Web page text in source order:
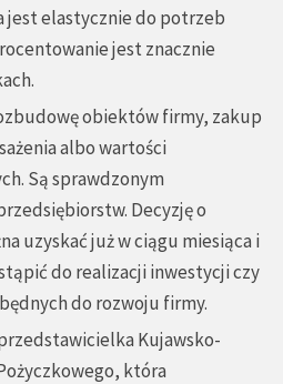
jest elastycznie do potrzeb
jest znacznie
obiektów firmy, zakup
albo wartości
Są sprawdzonym
Decyzję o
uzyskać już w ciągu miesiąca i
do realizacji inwestycji czy
do rozwoju firmy.
Kujawsko-
która